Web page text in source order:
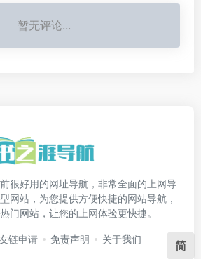
暂无评论...
很好用的网址导航，非常全面的上网导
网站，为您提供方便快捷的网站导航，
门网站，让您的上网体验更快捷。
链申请 免责声明 关于我们 简